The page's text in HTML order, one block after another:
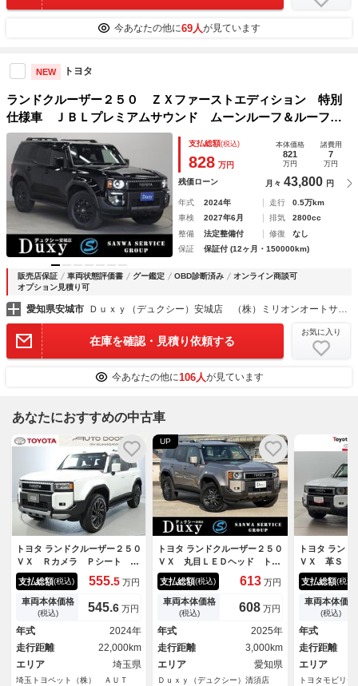
今あなたの他に69人が見ています
NEW トヨタ
ランドクルーザー２５０ ＺＸファーストエディション 特別
仕様車 ＪＢＬプレミアムサウンド ムーンルーフ＆ルーフレ
ール １２．３インチディスプレイ 全周囲モニター ＢＳ
Ｍ カラーヘッドアップディスプレイ デジタルインナーミラ
ー パワーバックドア
支払総額(税込)
828 万円
本体価格
821
万円
諸費用
7
万円
残価ローン 月々 43,800 円
年式 2024年 走行
0.5万km
車検
2027年6月 排気
2800cc
整備
法定整備付 修復
なし
保証
保証付 (12ヶ月・150000km)
販売店保証 車両状態評価書 グー鑑定 OBD診断済み
オンライン商談可
オプション見積り可
愛知県安城市 Ｄｕｘｙ（デュクシー）安城店 （株）ミリオンオートサービス
在庫を確認・見積り依頼する
お気に入り
今あなたの他に106人が見ています
あなたにおすすめの中古車
トヨタ ランドクルーザー２５０
ＶＸ Ｒカメラ Ｐシート 地
デジ プリクラッシュセーフテ
ィ アルミホイール ＬＥＤヘ
ッド クルーズコントロール
３列シート 本革シート ＥＴ
Ｃ ＴＶ ドライブレコーダ
ー ４ＷＤ ミュージックプレ
イヤー接続可
支払総額(税込) 555.5 万円
車両本体価格
(税込) 545.6 万円
年式
2024年
走行距離
22,000km
エリア
埼玉県
埼玉トヨペット（株） ＡＵＴ
UP
トヨタ ランドクルーザー２５０
ＶＸ 丸目ＬＥＤヘッド トヨ
タチームメイト ヒッチメンバ
ー ムーンルーフ デジタルイ
ンナーミラー 純正１３．２イ
ンチディスプレイオーディオ
フルセグＴＶ パノラミックビ
ューモニター ブラインドスポ
ットモニタ
支払総額(税込) 613 万円
車両本体価格
(税込) 608 万円
年式
2025年
走行距離
3,000km
エリア
愛知県
Ｄｕｘｙ（デュクシー）清須店
トヨタ ラン
ＶＸ 革Ｓ
シート スマ
Ｖ Ｐシート
ル クルコ
ＬＥＤヘッ
ィンドウ 助
バックモニ
車 ＥＴＣ
支払総額(税込)
車両本体価格
(税込)
年式
走行距離
エリア
トヨタモビリ